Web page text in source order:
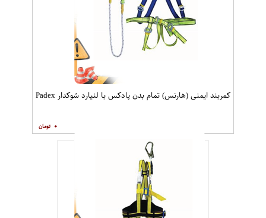
کمربند ایمنی (هارنس) تمام بدن پادکس با لنیارد شوکدار Padex
۰